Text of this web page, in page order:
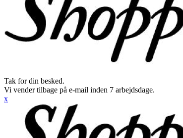
Tak for din besked.
Vi vender tilbage på e-mail inden 7 arbejdsdage.
x